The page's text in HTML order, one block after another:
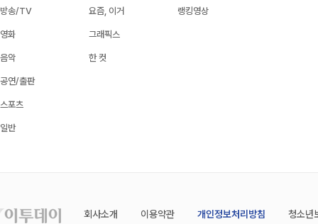
방송/TV
영화
음악
공연/출판
스포츠
일반
요즘, 이거
그래픽스
한 컷
랭킹영상
회사소개 이용약관 개인정보처리방침 청소년